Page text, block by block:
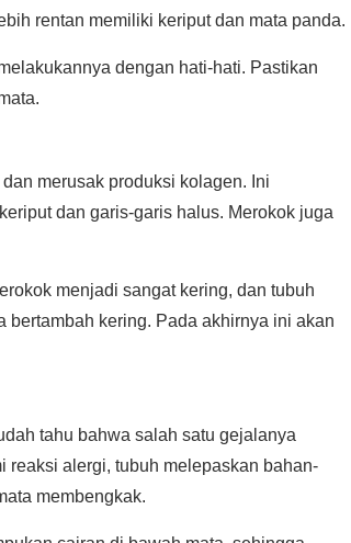
rentan memiliki keriput dan mata panda.
dengan hati-hati. Pastikan
merusak produksi kolagen. Ini
dan garis-garis halus. Merokok juga
menjadi sangat kering, dan tubuh
bertambah kering. Pada akhirnya ini akan
tahu bahwa salah satu gejalanya
reaksi alergi, tubuh melepaskan bahan-
membengkak.